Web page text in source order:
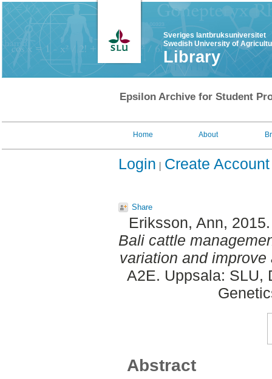
Sveriges lantbruksuniversitet
Swedish University of
Library
Epsilon Archive for Student
Home About
Login Create Account
Share
Eriksson, Ann,
Bali cattle
variation and
A2E. Uppsala: SLU,
Abstract